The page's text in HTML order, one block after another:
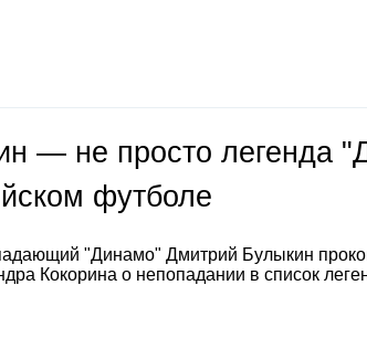
— не просто легенда
футболе
"Динамо" Дмитрий Булыкин
Кокорина о непопадании в список